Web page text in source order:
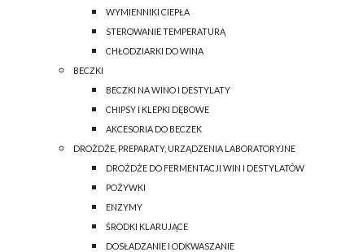
WYMIENNIKI CIEPŁA
STEROWANIE TEMPERATURĄ
CHŁODZIARKI DO WINA
BECZKI
BECZKI NA WINO I DESTYLATY
CHIPSY I KLEPKI DĘBOWE
AKCESORIA DO BECZEK
DROŻDŻE, PREPARATY, URZĄDZENIA LABORATORYJNE
DROŻDŻE DO FERMENTACJI WIN I DESTYLATÓW
POŻYWKI
ENZYMY
ŚRODKI KLARUJĄCE
DOSŁADZANIE I ODKWASZANIE